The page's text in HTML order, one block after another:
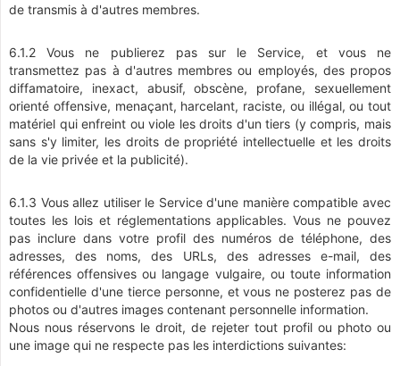
de transmis à d'autres membres.
6.1.2 Vous ne publierez pas sur le Service, et vous ne
transmettez pas à d'autres membres ou employés, des propos
diffamatoire, inexact, abusif, obscène, profane, sexuellement
orienté offensive, menaçant, harcelant, raciste, ou illégal, ou tout
matériel qui enfreint ou viole les droits d'un tiers (y compris, mais
sans s'y limiter, les droits de propriété intellectuelle et les droits
de la vie privée et la publicité).
6.1.3 Vous allez utiliser le Service d'une manière compatible avec
toutes les lois et réglementations applicables. Vous ne pouvez
pas inclure dans votre profil des numéros de téléphone, des
adresses, des noms, des URLs, des adresses e-mail, des
références offensives ou langage vulgaire, ou toute information
confidentielle d'une tierce personne, et vous ne posterez pas de
photos ou d'autres images contenant personnelle information.
Nous nous réservons le droit, de rejeter tout profil ou photo ou
une image qui ne respecte pas les interdictions suivantes: